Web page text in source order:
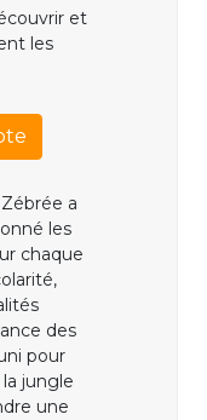
et
les
a
les
chaque
des
pour
la jungle
une